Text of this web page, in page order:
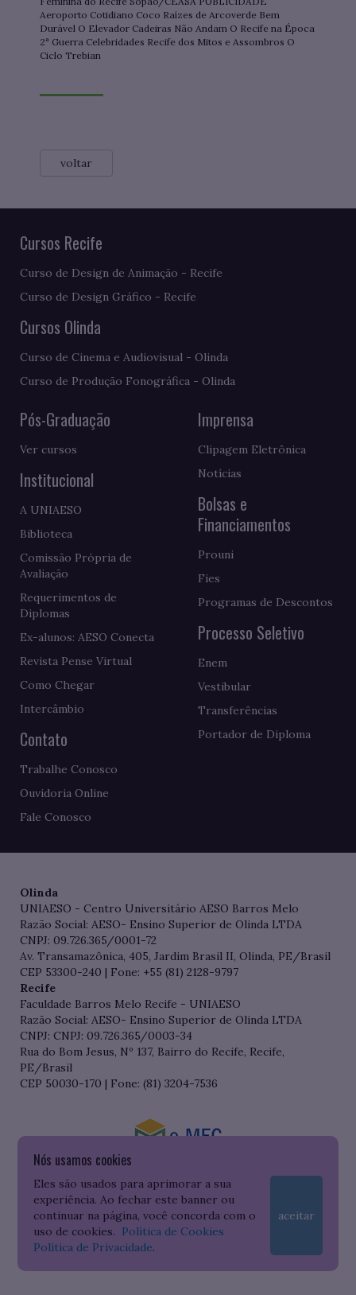
Aeroporto Cotidiano Coco Raízes de Arcoverde Bem
Durável O Elevador Cadeiras Não Andam O Recife na Época
2ª Guerra Celebridades Recife dos Mitos e Assombros O
Ciclo Trebian
voltar
Nós usamos cookies
Eles são usados para aprimorar a sua
experiência. Ao fechar este banner ou
continuar na página, você concorda com o
uso de cookies. Política de Cookies
Política de Privacidade.
aceitar
Cursos Recife
Curso de Design de Animação - Recife
Curso de Design Gráfico - Recife
Cursos Olinda
Curso de Cinema e Audiovisual - Olinda
Curso de Produção Fonográfica - Olinda
Pós-Graduação
Ver cursos
Institucional
A UNIAESO
Biblioteca
Comissão Própria de
Avaliação
Requerimentos de
Diplomas
Ex-alunos: AESO Conecta
Revista Pense Virtual
Como Chegar
Intercâmbio
Contato
Trabalhe Conosco
Ouvidoria Online
Fale Conosco
Imprensa
Clipagem Eletrônica
Notícias
Bolsas e
Financiamentos
Prouni
Fies
Programas de Descontos
Processo Seletivo
Enem
Vestibular
Transferências
Portador de Diploma
Olinda
UNIAESO - Centro Universitário AESO Barros Melo
Razão Social: AESO- Ensino Superior de Olinda LTDA
CNPJ: 09.726.365/0001-72
Av. Transamazônica, 405, Jardim Brasil II, Olinda, PE/Brasil
CEP 53300-240 | Fone: +55 (81) 2128-9797
Recife
Faculdade Barros Melo Recife - UNIAESO
Razão Social: AESO- Ensino Superior de Olinda LTDA
CNPJ: CNPJ: 09.726.365/0003-34
Rua do Bom Jesus, Nº 137, Bairro do Recife, Recife,
PE/Brasil
CEP 50030-170 | Fone: (81) 3204-7536
Consulte o cadastro da Instituição no Sistema do e-MEC